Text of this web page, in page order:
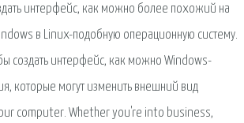
интерфейс, как можно более похожий на
в Linux-подобную операционную систему.
создать интерфейс, как можно Windows-
которые могут изменить внешний вид
computer. Whether you're into business,